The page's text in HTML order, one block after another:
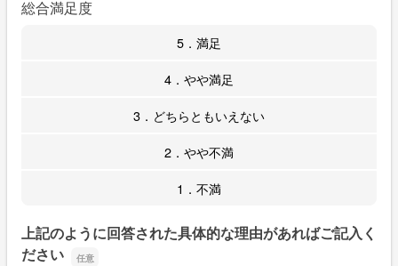
総合満足度
5．満足
4．やや満足
3．どちらともいえない
2．やや不満
1．不満
上記のように回答された具体的な理由があればご記入く
ださい